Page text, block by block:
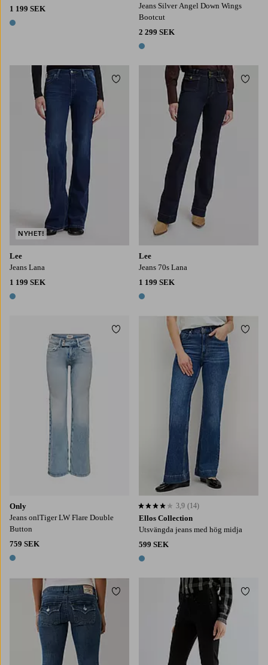
1 199 SEK
1 färg
Jeans Silver Angel Down Wings
Bootcut
2 299 SEK
1 färg
Lee
Jeans Lana
1 199 SEK
1 färg
NYHET!
Lägg till i favoriter
Lee
Jeans 70s Lana
1 199 SEK
1 färg
Only
Jeans onlTiger LW Flare Double
Button
759 SEK
1 färg
Lägg till i favoriter
Ellos Collection
Utsvängda jeans med hög midja
599 SEK
1 färg
3,9 baserat på 14 st betyg
3,9 (14)
Lägg till i favoriter